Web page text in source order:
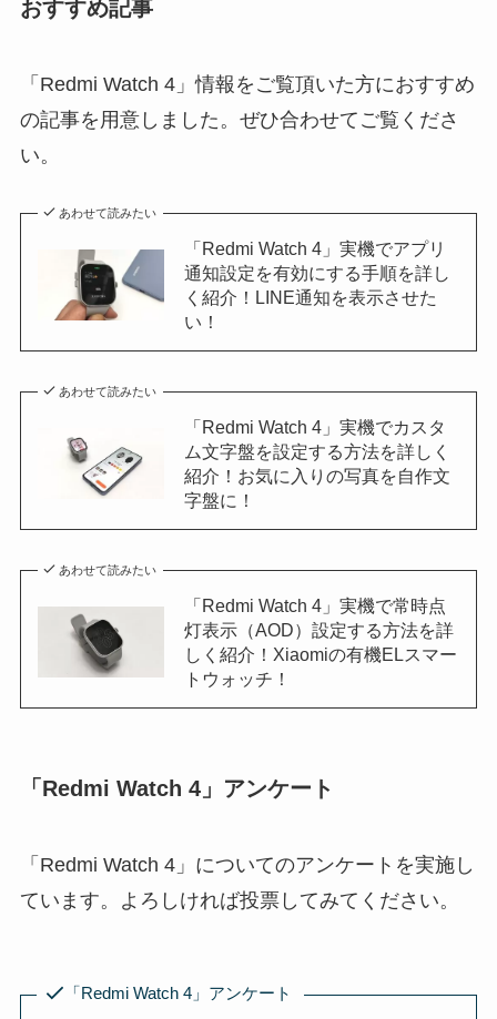
おすすめ記事
「Redmi Watch 4」情報をご覧頂いた方におすすめ
の記事を用意しました。ぜひ合わせてご覧くださ
い。
あわせて読みたい
「Redmi Watch 4」実機でアプリ
通知設定を有効にする手順を詳し
く紹介！LINE通知を表示させた
い！
あわせて読みたい
「Redmi Watch 4」実機でカスタ
ム文字盤を設定する方法を詳しく
紹介！お気に入りの写真を自作文
字盤に！
あわせて読みたい
「Redmi Watch 4」実機で常時点
灯表示（AOD）設定する方法を詳
しく紹介！Xiaomiの有機ELスマー
トウォッチ！
「Redmi Watch 4」アンケート
「Redmi Watch 4」についてのアンケートを実施し
ています。よろしければ投票してみてください。
「Redmi Watch 4」アンケート